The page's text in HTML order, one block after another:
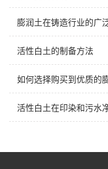
膨润土在铸造行业的广
活性白土的制备方法
如何选择购买到优质的
活性白土在印染和污水